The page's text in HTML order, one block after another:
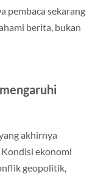
pembaca sekarang
berita, bukan
akhirnya
ekonomi
geopolitik,